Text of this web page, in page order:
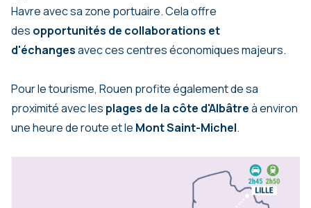
Havre avec sa zone portuaire. Cela offre
des opportunités de collaborations et
d'échangesavec ces centres économiques majeurs.
Pour le tourisme, Rouen profite également de sa
proximité avec les plages de la côte d'Albâtreà environ
une heure de route et le Mont Saint-Michel.